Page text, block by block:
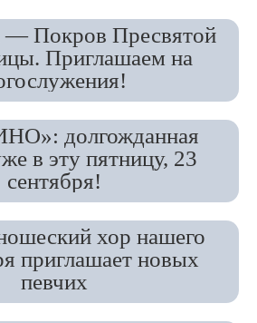
— Покров Пресвятой
Приглашаем на
долгожданная
в эту пятницу, 23
сентября!
хор нашего
приглашает новых
певчих